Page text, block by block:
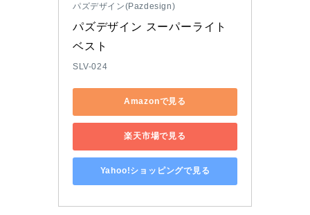
パズデザイン(Pazdesign)
パズデザイン スーパーライト
ベスト
SLV-024
Amazonで見る
楽天市場で見る
Yahoo!ショッピングで見る